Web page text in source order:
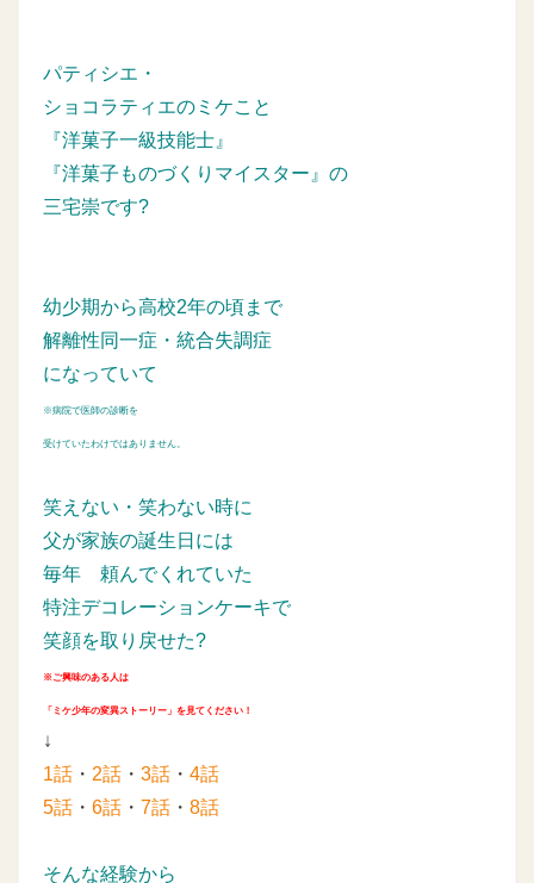
パティシエ・
ショコラティエのミケこと
『洋菓子一級技能士』
『洋菓子ものづくりマイスター』の
三宅崇です?
幼少期から高校2年の頃まで
解離性同一症・統合失調症
になっていて
※病院で医師の診断を
受けていたわけではありません。
笑えない・笑わない時に
父が家族の誕生日には
毎年 頼んでくれていた
特注デコレーションケーキで
笑顔を取り戻せた?
※ご興味のある人は
「ミケ少年の変異ストーリー」を見てください！
↓
1話 ・ 2話 ・ 3話 ・ 4話
5話 ・ 6話 ・ 7話 ・ 8話
そんな経験から